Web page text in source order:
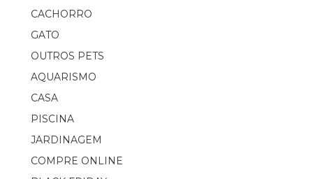
CACHORRO
GATO
OUTROS PETS
AQUARISMO
CASA
PISCINA
JARDINAGEM
COMPRE ONLINE